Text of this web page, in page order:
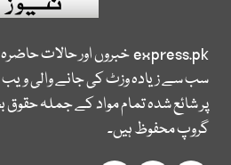
express.pkخبروں اور حالات
سب سے زیادہ وزٹ کی جانے والی
پر شائع شدہ تمام مواد کے جملہ
گروپ محفوظ ہیں۔